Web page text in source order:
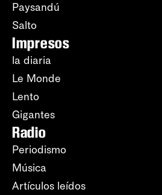
Paysandú
Salto
Impresos
la diaria
Le Monde
Lento
Gigantes
Radio
Periodismo
Música
Artículos leídos